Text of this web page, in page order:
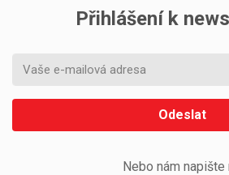
Přihlášení k
Odeslat
Nebo nám napište